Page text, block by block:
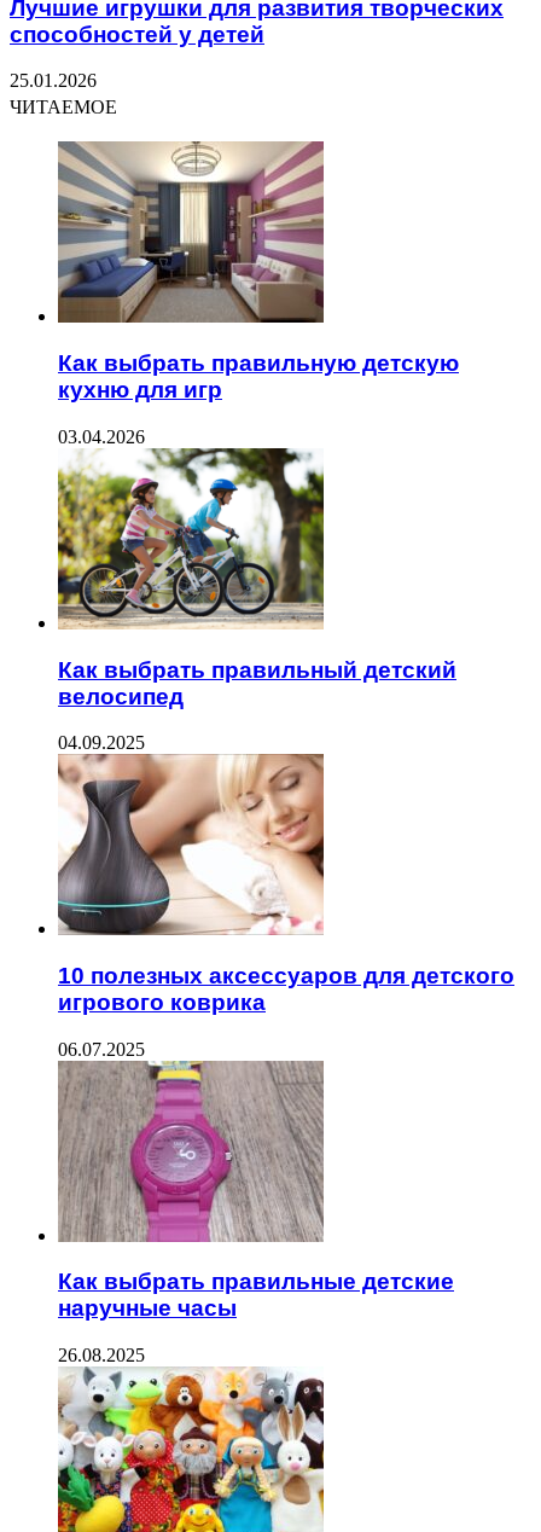
Лучшие игрушки для развития творческих
способностей у детей
25.01.2026
ЧИТАЕМОЕ
Как выбрать правильную детскую
кухню для игр
03.04.2026
Как выбрать правильный детский
велосипед
04.09.2025
10 полезных аксессуаров для детского
игрового коврика
06.07.2025
Как выбрать правильные детские
наручные часы
26.08.2025